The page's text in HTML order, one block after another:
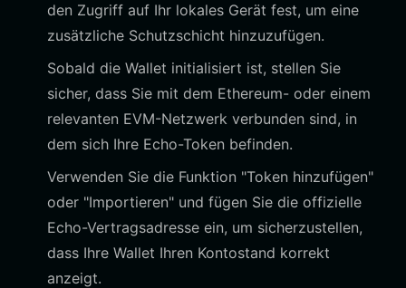
den Zugriff auf Ihr lokales Gerät fest, um eine
zusätzliche Schutzschicht hinzuzufügen.
Sobald die Wallet initialisiert ist, stellen Sie
sicher, dass Sie mit dem Ethereum- oder einem
relevanten EVM-Netzwerk verbunden sind, in
dem sich Ihre Echo-Token befinden.
Verwenden Sie die Funktion "Token hinzufügen"
oder "Importieren" und fügen Sie die offizielle
Echo-Vertragsadresse ein, um sicherzustellen,
dass Ihre Wallet Ihren Kontostand korrekt
anzeigt.